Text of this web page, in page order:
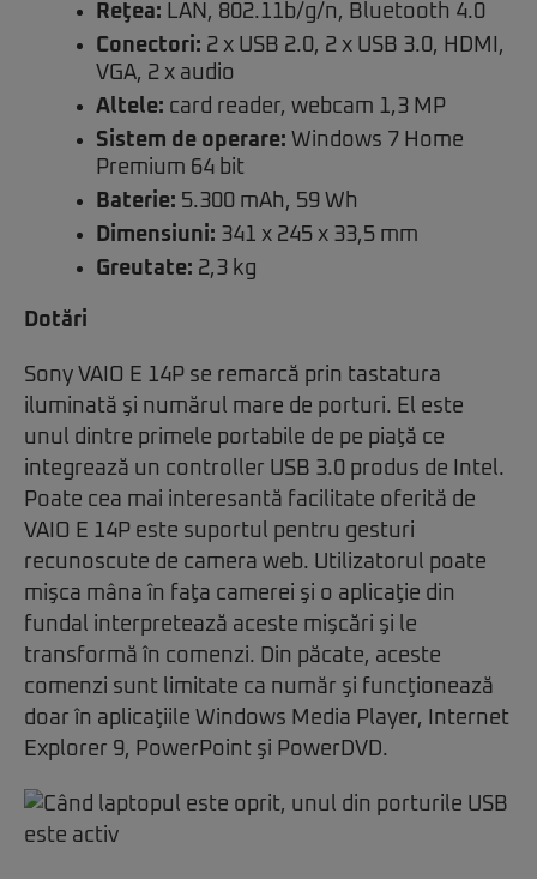
Reţea: LAN, 802.11b/g/n, Bluetooth 4.0
Conectori: 2 x USB 2.0, 2 x USB 3.0, HDMI,
VGA, 2 x audio
Altele: card reader, webcam 1,3 MP
Sistem de operare: Windows 7 Home
Premium 64 bit
Baterie: 5.300 mAh, 59 Wh
Dimensiuni: 341 x 245 x 33,5 mm
Greutate: 2,3 kg
Dotări
Sony VAIO E 14P se remarcă prin tastatura
iluminată şi numărul mare de porturi. El este
unul dintre primele portabile de pe piaţă ce
integrează un controller USB 3.0 produs de Intel.
Poate cea mai interesantă facilitate oferită de
VAIO E 14P este suportul pentru gesturi
recunoscute de camera web. Utilizatorul poate
mişca mâna în faţa camerei şi o aplicaţie din
fundal interpretează aceste mişcări şi le
transformă în comenzi. Din păcate, aceste
comenzi sunt limitate ca număr şi funcţionează
doar în aplicaţiile Windows Media Player, Internet
Explorer 9, PowerPoint şi PowerDVD.